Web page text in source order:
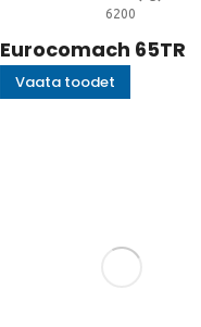
6200
Eurocomach 65TR
Vaata toodet